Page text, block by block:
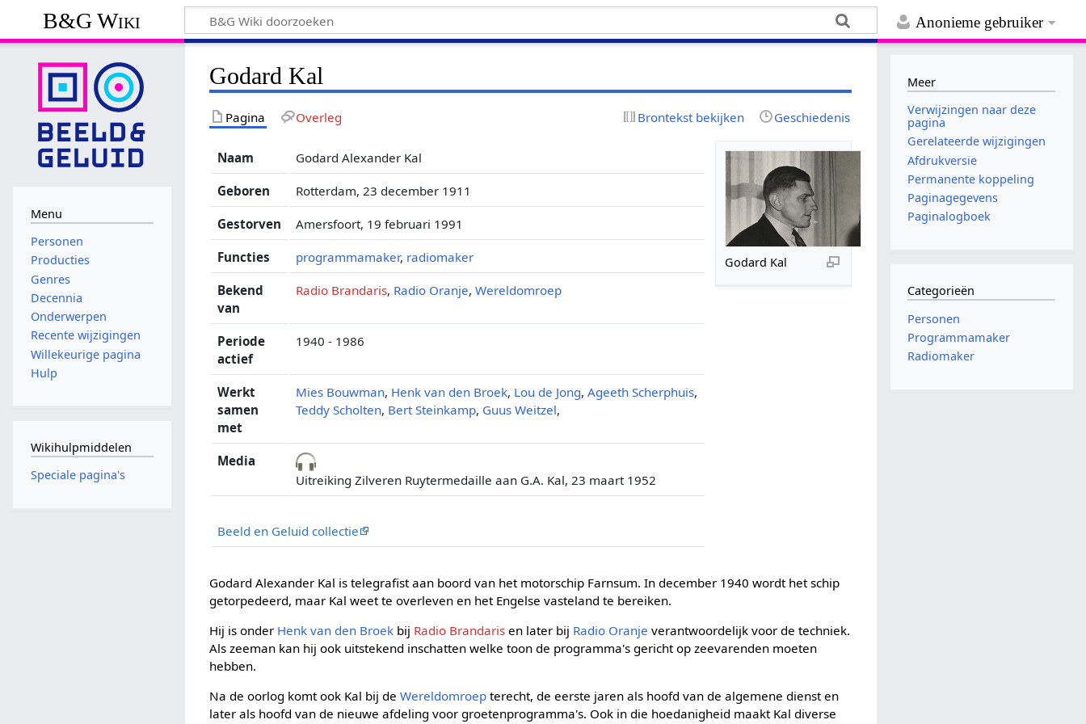
Anonieme gebruiker
B&G Wiki
Godard Kal
Pagina Overleg Brontekst bekijken Geschiedenis
Godard Kal
Naam Godard Alexander Kal
Geboren Rotterdam, 23 december 1911
Gestorven Amersfoort, 19 februari 1991
Functies programmamaker, radiomaker
Bekend
van
Radio Brandaris, Radio Oranje,Wereldomroep
Periode
actief
1940 - 1986
Werkt
samen
met
Mies Bouwman, Henk van den Broek, Lou de Jong,Ageeth Scherphuis,
Teddy Scholten, Bert Steinkamp, Guus Weitzel,
Media
Uitreiking Zilveren Ruytermedaille aan G.A. Kal, 23 maart 1952
Beeld en Geluid collectie
Godard Alexander Kal is telegrafist aan boord van het motorschip Farnsum. In december 1940 wordt het schip
getorpedeerd, maar Kal weet te overleven en het Engelse vasteland te bereiken.
Hij is onder Henk van den Broek bij Radio Brandaris en later bij Radio Oranje verantwoordelijk voor de techniek.
Als zeeman kan hij ook uitstekend inschatten welke toon de programma's gericht op zeevarenden moeten
hebben.
Na de oorlog komt ook Kal bij deWereldomroep terecht, de eerste jaren als hoofd van de algemene dienst en
later als hoofd van de nieuwe afdeling voor groetenprogramma's. Ook in die hoedanigheid maakt Kal diverse
Menu
Personen
Producties
Genres
Decennia
Onderwerpen
Recente wijzigingen
Willekeurige pagina
Hulp
Wikihulpmiddelen
Speciale pagina's
Meer
Verwijzingen naar deze
pagina
Gerelateerde wijzigingen
Afdrukversie
Permanente koppeling
Paginagegevens
Paginalogboek
Categorieën
Personen
Programmamaker
Radiomaker